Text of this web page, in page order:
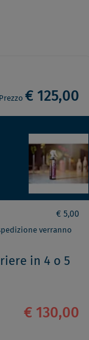
Prezzo € 125,00
€ 5,00
verranno
in 4 o 5
€ 130,00